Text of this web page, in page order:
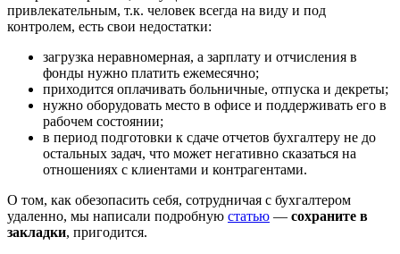
привлекательным, т.к. человек всегда на виду и под
контролем, есть свои недостатки:
загрузка неравномерная, а зарплату и отчисления в
фонды нужно платить ежемесячно;
приходится оплачивать больничные, отпуска и декреты;
нужно оборудовать место в офисе и поддерживать его в
рабочем состоянии;
в период подготовки к сдаче отчетов бухгалтеру не до
остальных задач, что может негативно сказаться на
отношениях с клиентами и контрагентами.
О том, как обезопасить себя, сотрудничая с бухгалтером
удаленно, мы написали подробную статью — сохраните в
закладки, пригодится.